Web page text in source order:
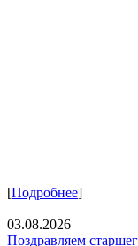
[Подробнее]
03.08.2026
Поздравляем